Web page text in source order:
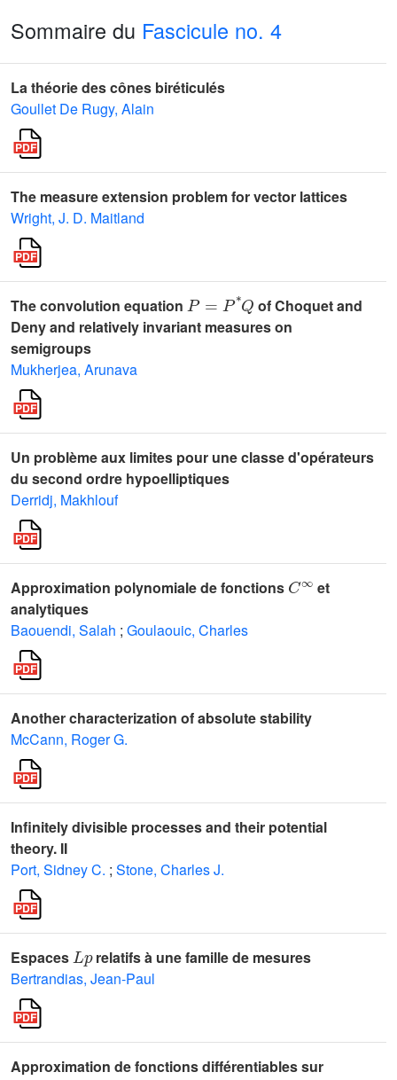
Sommaire du Fascicule no. 4
La théorie des cônes biréticulés
Goullet De Rugy, Alain
The measure extension problem for vector lattices
Wright, J. D. Maitland
The convolution equation
Q
of Choquet and
Deny and relatively invariant measures on
semigroups
Mukherjea, Arunava
Un problème aux limites pour une classe d'opérateurs
du second ordre hypoelliptiques
Derridj, Makhlouf
Approximation polynomiale de fonctions
et
analytiques
Baouendi, Salah ; Goulaouic, Charles
Another characterization of absolute stability
McCann, Roger G.
Infinitely divisible processes and their potential
theory. II
Port, Sidney C. ; Stone, Charles J.
Espaces
relatifs à une famille de mesures
Bertrandias, Jean-Paul
Approximation de fonctions différentiables sur